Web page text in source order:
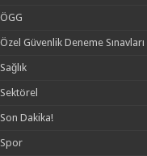
ÖGG
Özel Güvenlik Deneme Sınavları
Sağlık
Sektörel
Son Dakika!
Spor